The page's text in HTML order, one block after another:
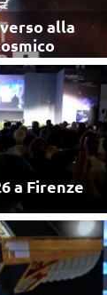
alla
a Firenze